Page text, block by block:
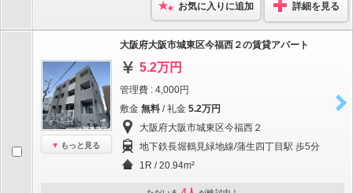
お気に入りに追加 詳細を見る
もっと見る
大阪府大阪市城東区今福西２の賃貸アパート
5.2万円
管理費 : 4,000円
敷金 無料 / 礼金 5.2万円
大阪府大阪市城東区今福西２
地下鉄長堀鶴見緑地線/蒲生四丁目駅 歩5分
1R / 20.94m²